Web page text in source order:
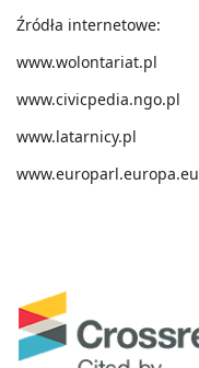
Źródła internetowe:
www.wolontariat.pl
www.civicpedia.ngo.pl
www.latarnicy.pl
www.europarl.europa.eu